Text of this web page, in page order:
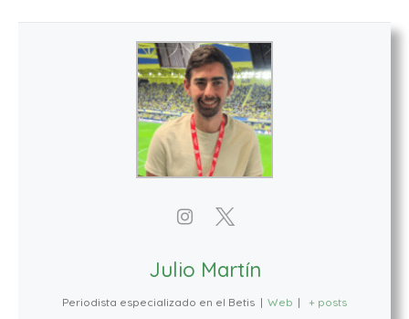
Julio Martín
Periodista especializado en el Betis | Web | + posts